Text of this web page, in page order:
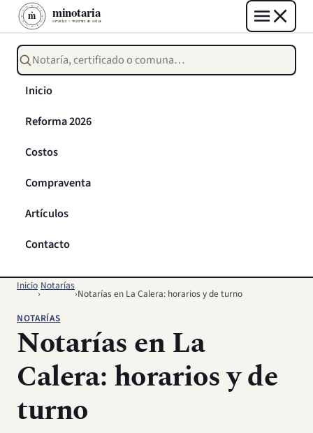
Buscar notarías, certificados o trámites
Inicio
Reforma 2026
Costos
Compraventa
Artículos
Contacto
Inicio
›
Notarías
›Notarías en La Calera: horarios y de turno
NOTARÍAS
Notarías en La
Calera: horarios y de
turno